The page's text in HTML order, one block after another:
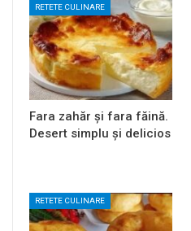
RETETE CULINARE
Fara zahăr și fara făină.
Desert simplu și delicios
RETETE CULINARE